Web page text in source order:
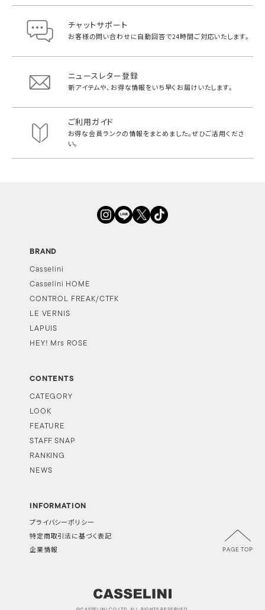
チャットサポート
お客様の問い合わせに自動回答で24時間ご対応いたします。
ニュースレター登録
新アイテムや、お得な情報をいち早く お届けいたします。
ご利用ガイド
お得な会員ランクの情報をまとめました。ぜひご活用くださ
い。
BRAND
Casselini
Casselini HOME
CONTROL FREAK/CTFK
LE VERNIS
LAPUIS
HEY! Mrs ROSE
CONTENTS
CATEGORY
LOOK
FEATURE
STAFF SNAP
RANKING
NEWS
INFORMATION
プライバシーポリシー
特定商取引法に基づく表記
企業情報 PAGE TOP